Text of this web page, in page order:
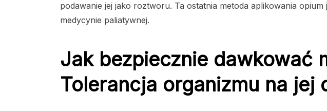
podawanie jej jako roztworu. Ta ostatnia metoda aplikowania
medycynie paliatywnej.
Jak bezpiecznie dawkować
Tolerancja organizmu na jej